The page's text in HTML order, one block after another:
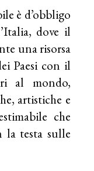
è d’obbligo
dove il
una risorsa
Paesi con il
al mondo,
artistiche e
che
la testa sulle